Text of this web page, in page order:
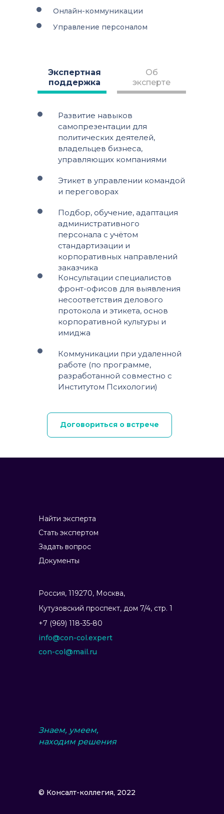
Управление персоналом
Онлайн-коммуникации
Развитие навыков
самопрезентации для
политических деятелей,
владельцев бизнеса,
управляющих компаниями
Этикет в управлении командой
и переговорах
Подбор, обучение, адаптация
административного
персонала с учётом
стандартизации и
корпоративных направлений
заказчика
Консультации специалистов
фронт-офисов для выявления
несоответствия делового
протокола и этикета, основ
корпоративной культуры и
имиджа
Коммуникации при удаленной
работе (по программе,
разработанной совместно с
Институтом Психологии)
Договориться о встрече
Экспертная
поддержка
Об
эксперте
Найти эксперта
Стать экспертом
Задать вопрос
Документы
© Консалт-коллегия, 2022
Россия, 119270, Москва,
info@con-col.expert
+7 (969) 118-35-80
Ку­тузов­ский прос­пект, дом 7/4, стр. 1
Знаем, умеем,
находим решения
con-col@mail.ru